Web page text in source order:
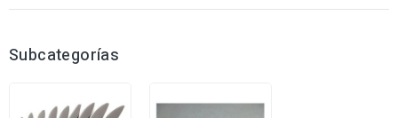
Subcategorías